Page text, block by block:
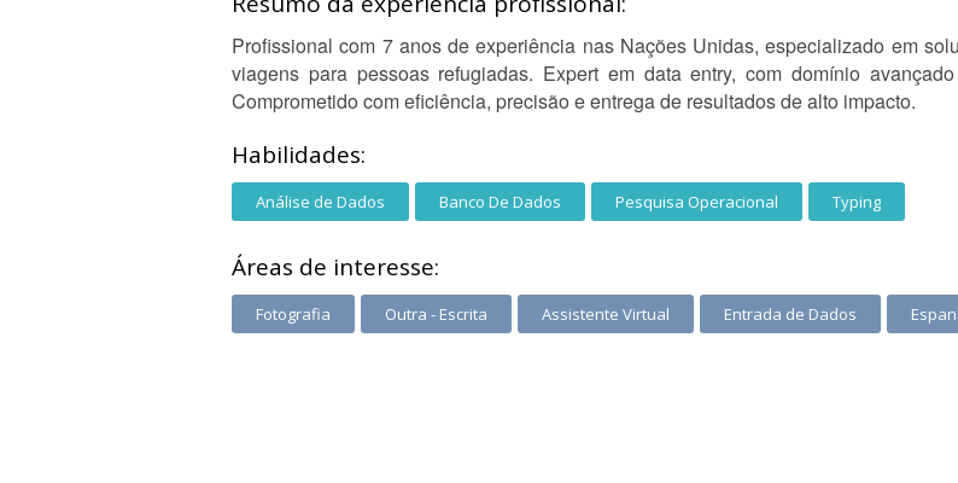
Profissional com 7 anos de experiência nas Nações Unidas, especializado em
viagens para pessoas refugiadas. Expert em data entry, com domínio
Comprometido com eficiência, precisão e entrega de resultados de alto impacto.
Habilidades:
Análise de Dados Banco De Dados Pesquisa Operacional Typing
Áreas de interesse:
Fotografia Outra - Escrita Assistente Virtual Entrada de Dados